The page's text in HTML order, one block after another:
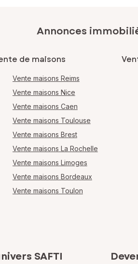
Annonces
de maisons
Vente maisons Reims
Vente maisons Nice
Vente maisons Caen
Vente maisons Toulouse
Vente maisons Brest
Vente maisons La Rochelle
Vente maisons Limoges
Vente maisons Bordeaux
Vente maisons Toulon
SAFTI